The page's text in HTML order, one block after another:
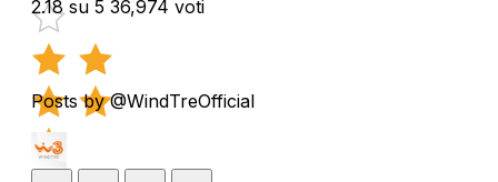
2.18 su 5 36,974 voti
Posts by @WindTreOfficial